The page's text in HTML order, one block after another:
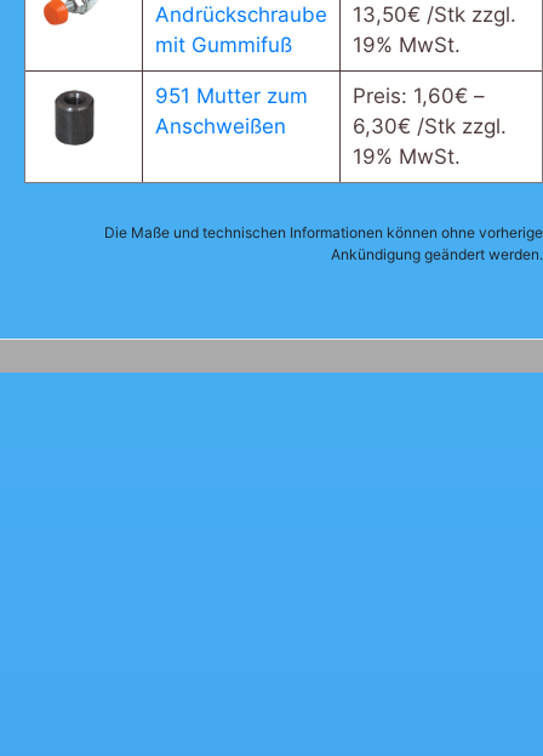
Andrückschraube
mit Gummifuß
13,50€ /Stk zzgl.
19% MwSt.
951 Mutter zum
Anschweißen
Preis: 1,60€ –
6,30€ /Stk zzgl.
19% MwSt.
Die Maße und technischen Informationen können ohne vorherige
Ankündigung geändert werden.